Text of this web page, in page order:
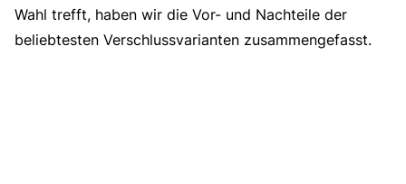
Wahl trefft, haben wir die Vor- und Nachteile der
beliebtesten Verschlussvarianten zusammengefasst.